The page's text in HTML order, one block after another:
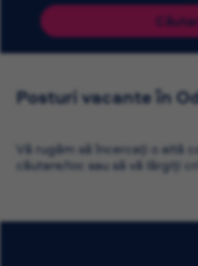
Posturi vacante în
Vă rugăm să încercați o altă
căutare/loc sau să vă lărgiți